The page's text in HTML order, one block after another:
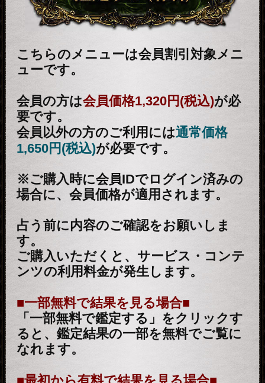
月香
2026年8月3月追加
秘術で具体的中◆細密星読師 ミエ
ル | みのり -MINORI-
露骨過ぎて地上波ギリギリ/言葉濁
さず核心直撃【愛/人生決断占】桃
萃
2026年7月27月追加
け入る隙無く的中【溟白龍】地支
命術
2026年7月23月追加
特定商取引法に基づく表記 メルマガ登録/解除
運営会社 RENSA All Rights Reserved.